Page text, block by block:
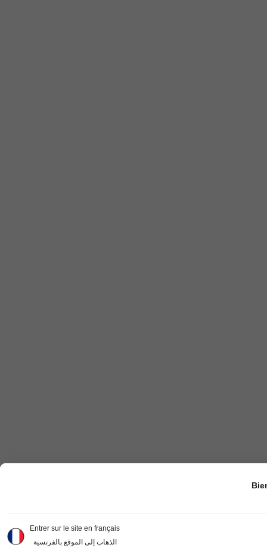
Entrer sur le site en français
الذهاب إلى الموقع بالفرنسية